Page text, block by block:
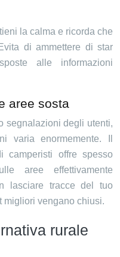
la calma e ricorda che
di ammettere di star
alle informazioni
aree sosta
segnalazioni degli utenti,
varia enormemente. Il
camperisti offre spesso
aree effettivamente
lasciare tracce del tuo
migliori vengano chiusi.
rurale